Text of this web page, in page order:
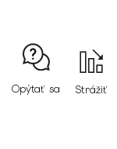
Opýtať sa Strážiť